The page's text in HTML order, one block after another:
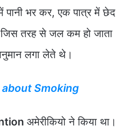
पानी भर कर, एक पात्र में छेद
तरह से जल कम हो जाता
लगा लेते थे।
Smoking
अमेरीकियो ने किया था।